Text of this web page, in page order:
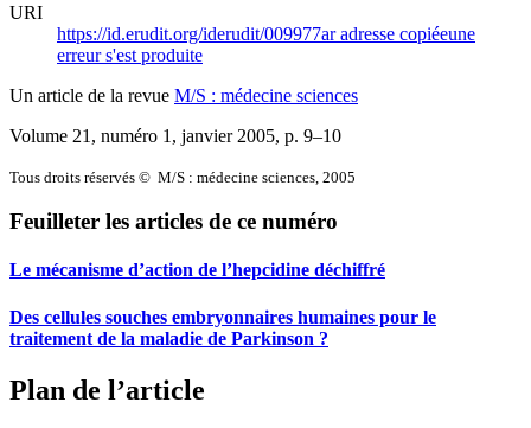
URI
https://id.erudit.org/iderudit/009977aradresse copiéeune
erreur s'est produite
Un article de la revue M/S : médecine sciences
Volume 21, numéro 1, janvier 2005, p. 9–10
Tous droits réservés © M/S : médecine sciences, 2005
Feuilleter les articles de ce numéro
Le mécanisme d’action de l’hepcidine déchiffré
Des cellules souches embryonnaires humaines pour le
traitement de la maladie de Parkinson ?
Plan de l’article